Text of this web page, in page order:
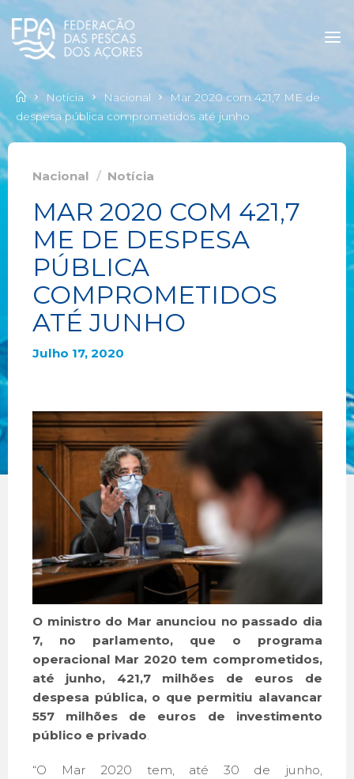
Notícia Nacional
Mar 2020 com 421,7 ME de
despesa pública comprometidos até junho
Nacional / Notícia
MAR 2020 COM 421,7
ME DE DESPESA
PÚBLICA
COMPROMETIDOS
ATÉ JUNHO
Julho 17, 2020
O ministro do Mar anunciou no passado dia
7, no parlamento, que o programa
operacional Mar 2020 tem comprometidos,
até junho, 421,7 milhões de euros de
despesa pública, o que permitiu alavancar
557 milhões de euros de investimento
público e privado.
“O Mar 2020 tem, até 30 de junho,